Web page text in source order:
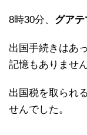
8時30分、 グア
出国手続きはあ
記憶もありません
出国税を取られ
せんでした。